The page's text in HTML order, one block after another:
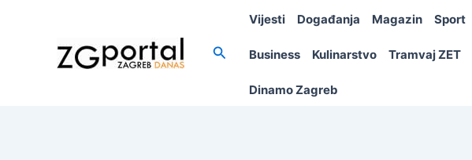
Search
Vijesti Događanja Magazin Sport
Business Kulinarstvo Tramvaj ZET
Dinamo Zagreb